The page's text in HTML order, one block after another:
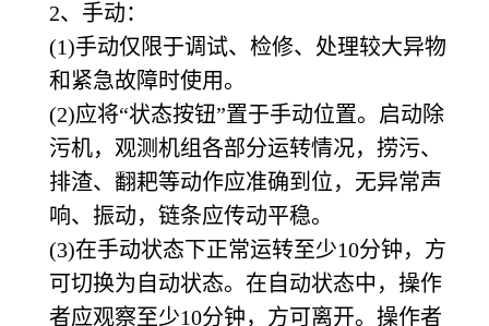
2、手动：
(1)手动仅限于调试、检修、处理较大异物
和紧急故障时使用。
(2)应将“状态按钮”置于手动位置。启动除
污机，观测机组各部分运转情况，捞污、
排渣、翻耙等动作应准确到位，无异常声
响、振动，链条应传动平稳。
(3)在手动状态下正常运转至少10分钟，方
可切换为自动状态。在自动状态中，操作
者应观察至少10分钟，方可离开。操作者